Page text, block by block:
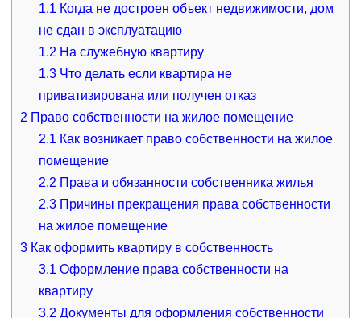
1.1 Когда не достроен объект недвижимости, дом
не сдан в эксплуатацию
1.2 На служебную квартиру
1.3 Что делать если квартира не
приватизирована или получен отказ
2 Право собственности на жилое помещение
2.1 Как возникает право собственности на жилое
помещение
2.2 Права и обязанности собственника жилья
2.3 Причины прекращения права собственности
на жилое помещение
3Как оформить квартиру в собственность
3.1 Оформление права собственности на
квартиру
3.2 Документы для оформления собственности